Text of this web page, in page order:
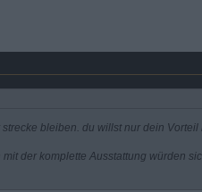
bleiben. du willst nur dein
der komplette Ausstattung würden